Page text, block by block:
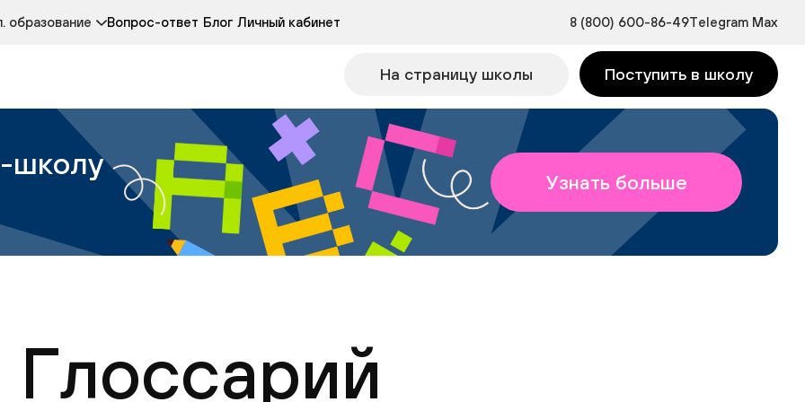
образование
по чтению
Вопрос-ответ Блог Личный кабинет 8 (800) 600-86-49Telegram Max
На страницу школы Поступить в школу
школу
Узнать больше
Глоссарий